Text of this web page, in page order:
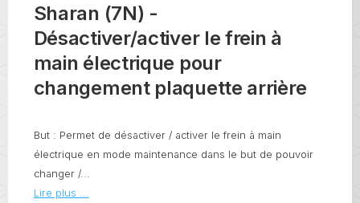
Sharan (7N) -
Désactiver/activer le frein à
main électrique pour
changement plaquette arrière
But : Permet de désactiver / activer le frein à main
électrique en mode maintenance dans le but de pouvoir
changer /...
Lire plus ...